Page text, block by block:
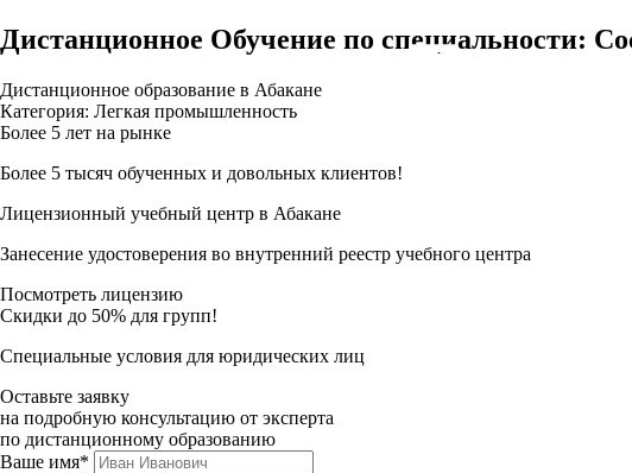
Дистанционное Обучение по специальности:
Дистанционное образование в Абакане
Категория: Легкая промышленность
Более 5 лет на рынке
Более 5 тысяч обученных и довольных клиентов!
Лицензионный учебный центр в Абакане
Занесение удостоверения во внутренний реестр учебного центра
Посмотреть лицензию
Скидки до 50% для групп!
Специальные условия для юридических лиц
Оставьте заявку
на подробную консультацию от эксперта
по дистанционному образованию
Ваше имя*